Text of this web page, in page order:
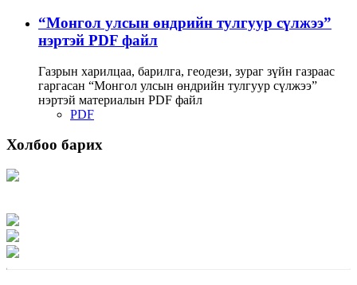
“Монгол улсын өндрийн тулгуур сүлжээ”
нэртэй PDF файл
Газрын харилцаа, барилга, геодези, зураг зүйн газраас
гаргасан “Монгол улсын өндрийн тулгуур сүлжээ”
нэртэй материалын PDF файл
PDF
Холбоо барих